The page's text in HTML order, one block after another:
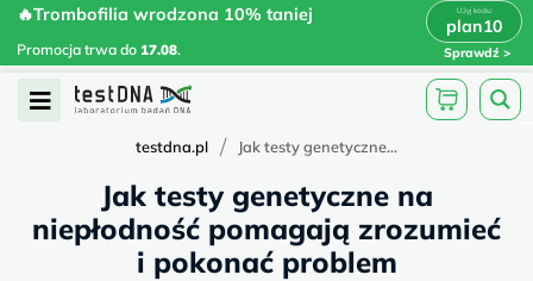
Skip
content
🔥Trombofilia wrodzona 10% taniej
Promocja trwa do 17.08.
plan10
Sprawdź
🔥Trombofilia wrodzona 10% taniej
plan10 x
Open
testdna.pl / Jak testy genetyczne...
Jak testy genetyczne na
niepłodność pomagają zrozumieć
i pokonać problem